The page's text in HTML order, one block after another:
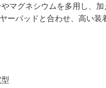
マグネシウムを多用し、
ーパッドと合わせ、高い装